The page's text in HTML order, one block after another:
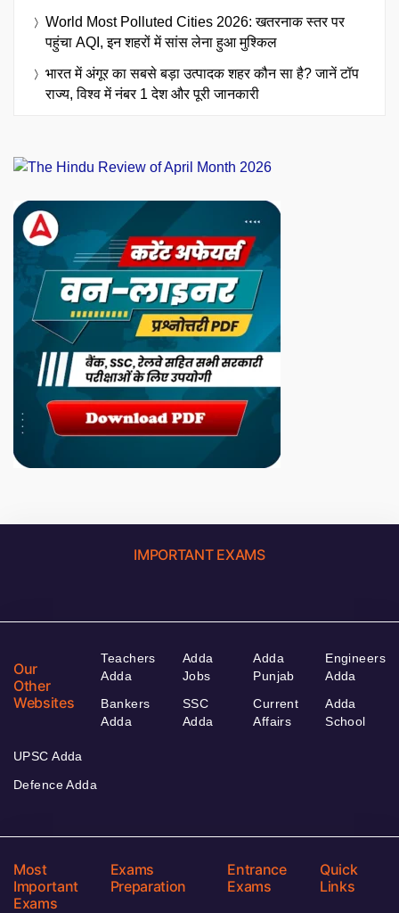
World Most Polluted Cities 2026: खतरनाक स्तर पर
पहुंचा AQI, इन शहरों में सांस लेना हुआ मुश्किल
भारत में अंगूर का सबसे बड़ा उत्पादक शहर कौन सा है? जानें टॉप
राज्य, विश्व में नंबर 1 देश और पूरी जानकारी
IMPORTANT EXAMS
Our
Other
Websites
Teachers
Adda
Bankers
Adda
Adda
Jobs
SSC
Adda
Adda
Punjab
Current
Affairs
Engineers
Adda
Adda
School
UPSC Adda
Defence Adda
Most
Important
Exams
Exams
Preparation
Entrance
Exams
Quick
Links